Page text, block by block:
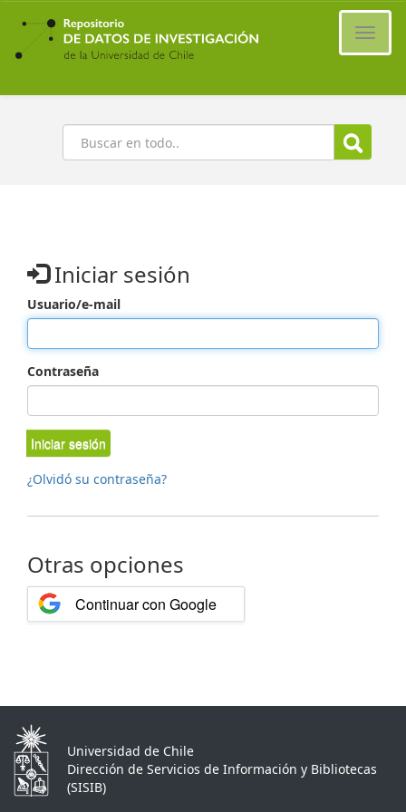
Ir
contenido
principal
Buscar
Iniciar sesión
Usuario/e-mail
Contraseña
Iniciar sesión
¿Olvidó su contraseña?
Otras opciones
Continuar con Google
Universidad de Chile
Dirección de Servicios de Información y Bibliotecas
(SISIB)